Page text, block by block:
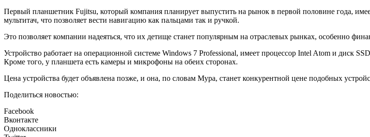
Первый планшетник Fujitsu, который компания планирует выпустить на рынок в первой половине года,
мультитач, что позволяет вести навигацию как пальцами так и ручкой.
Это позволяет компании надеяться, что их детище станет популярным на отраслевых рынках, особенно
Устройство работает на операционной системе Windows 7 Professional, имеет процессор Intel Atom и диск
Кроме того, у планшета есть камеры и микрофоны на обеих сторонах.
Цена устройства будет объявлена позже, и она, по словам Мура, станет конкурентной цене подобных
Поделиться новостью:
Facebook
Вконтакте
Одноклассники